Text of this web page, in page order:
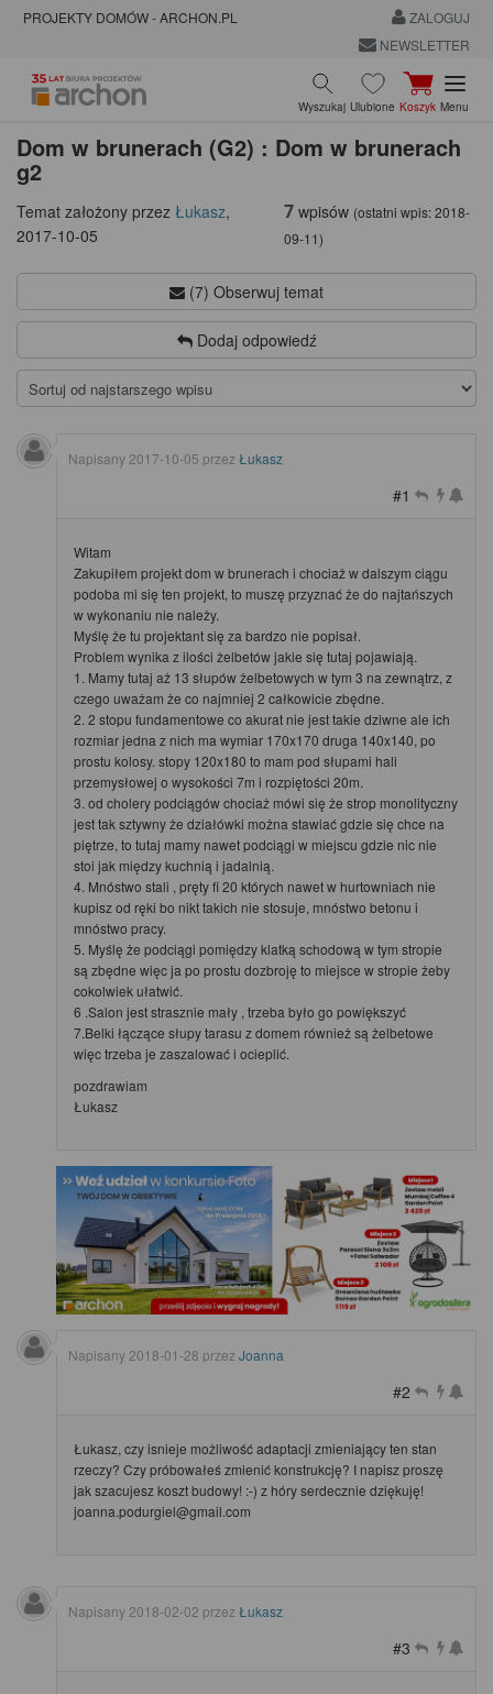
PROJEKTY DOMÓW - ARCHON.PL
ZALOGUJ
NEWSLETTER
Wyszukaj Ulubione Koszyk Menu
Dom w brunerach (G2) : Dom w brunerach
g2
Temat założony przez Łukasz,
2017-10-05
7wpisów (ostatni wpis:2018-
09-11)
(7) Obserwuj temat
Dodaj odpowiedź
Napisany 2017-10-05 przez Łukasz
#1
Witam
Zakupiłem projekt dom w brunerach i chociaż w dalszym ciągu
podoba mi się ten projekt, to muszę przyznać że do najtańszych
w wykonaniu nie należy.
Myślę że tu projektant się za bardzo nie popisał.
Problem wynika z ilości żelbetów jakie się tutaj pojawiają.
1. Mamy tutaj aż 13 słupów żelbetowych w tym 3 na zewnątrz, z
czego uważam że co najmniej 2 całkowicie zbędne.
2. 2 stopu fundamentowe co akurat nie jest takie dziwne ale ich
rozmiar jedna z nich ma wymiar 170x170 druga 140x140, po
prostu kolosy. stopy 120x180 to mam pod słupami hali
przemysłowej o wysokości 7m i rozpiętości 20m.
3. od cholery podciągów chociaż mówi się że strop monolityczny
jest tak sztywny że działówki można stawiać gdzie się chce na
piętrze, to tutaj mamy nawet podciągi w miejscu gdzie nic nie
stoi jak między kuchnią i jadalnią.
4. Mnóstwo stali , pręty fi 20 których nawet w hurtowniach nie
kupisz od ręki bo nikt takich nie stosuje, mnóstwo betonu i
mnóstwo pracy.
5. Myślę że podciągi pomiędzy klatką schodową w tym stropie
są zbędne więc ja po prostu dozbroję to miejsce w stropie żeby
cokolwiek ułatwić.
6 .Salon jest strasznie mały , trzeba było go powiększyć
7.Belki łączące słupy tarasu z domem również są żelbetowe
więc trzeba je zaszalować i ocieplić.
pozdrawiam
Łukasz
Napisany 2018-01-28 przez Joanna
#2
Łukasz, czy isnieje możliwość adaptacji zmieniający ten stan
rzeczy? Czy próbowałeś zmienić konstrukcję? I napisz proszę
jak szacujesz koszt budowy! :-) z hóry serdecznie dziękuję!
joanna.podurgiel@gmail.com
Napisany 2018-02-02 przez Łukasz
#3